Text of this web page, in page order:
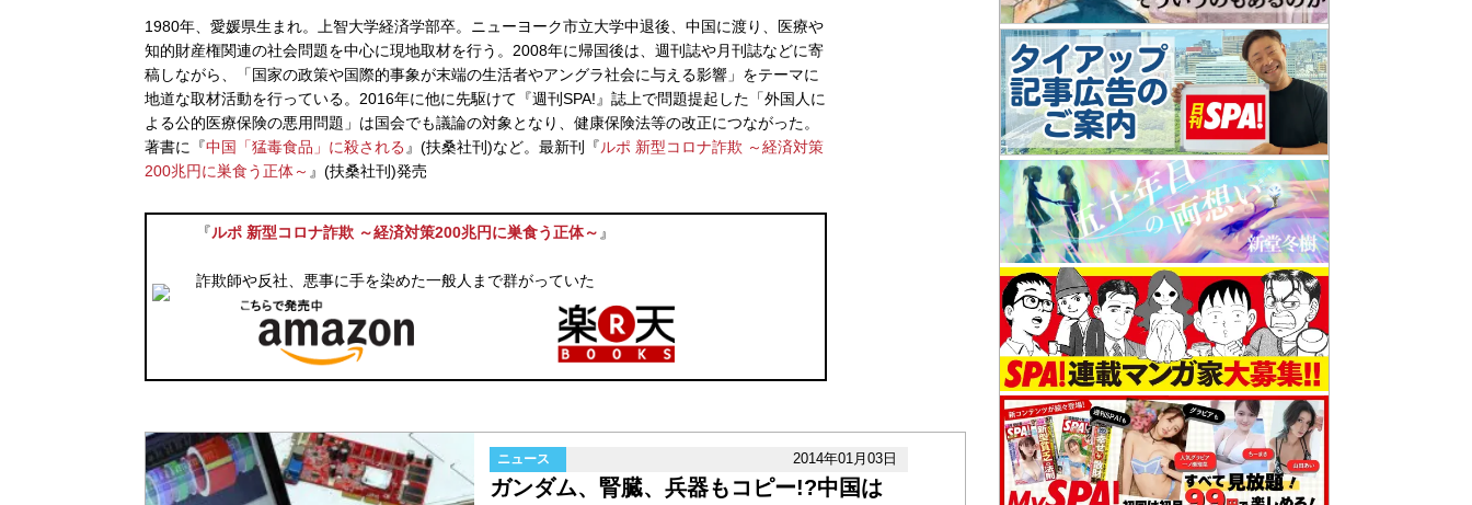
1980年、愛媛県生まれ。上智大学経済学部卒。ニューヨーク市立大学中退後、中国に渡り、医療や
知的財産権関連の社会問題を中心に現地取材を行う。2008年に帰国後は、週刊誌や月刊誌などに寄
稿しながら、「国家の政策や国際的事象が末端の生活者やアングラ社会に与える影響」をテーマに
地道な取材活動を行っている。2016年に他に先駆けて『週刊SPA!』誌上で問題提起した「外国人に
よる公的医療保険の悪用問題」は国会でも議論の対象となり、健康保険法等の改正につながった。
著書に『中国「猛毒食品」に殺される 』(扶桑社刊)など。最新刊『ルポ 新型コロナ詐欺 ～経済対策
200兆円に巣食う正体～ 』(扶桑社刊)発売
『ルポ 新型コロナ詐欺 ～経済対策200兆円に巣食う正体～ 』
詐欺師や反社、悪事に手を染めた一般人まで群がっていた
ニュース 2014年01月03日
ガンダム、腎臓、兵器もコピー!?中国は